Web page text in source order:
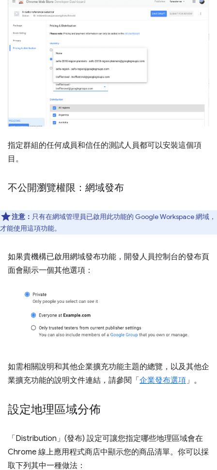
指定群組的任何成員和信任的測試人員都可以安裝這個項
目。
不公開瀏覽權限：網域發布
注意： 只有在網域管理員已啟用此功能的 Google Workspace 網域，
才能使用這項功能。
如果貴機構已啟用網域發布功能，開發人員控制台的發布頁
面會顯示一個其他選項：
如需相關說明和其他企業擴充功能主題的總覽，以及其他企
業擴充功能的說明文件連結，請參閱「企業發布選項 」。
設定地理區域分佈
「Distribution」(發布) 設定可讓您指定哪些地理區域會在
Chrome 線上應用程式商店中顯示您的商品清單。你可以採
取下列其中一種做法：